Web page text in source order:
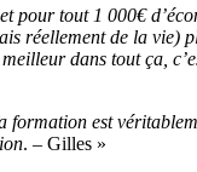
pour tout 1 000€
réellement de la
dans tout ça,
formation est
. – Gilles »